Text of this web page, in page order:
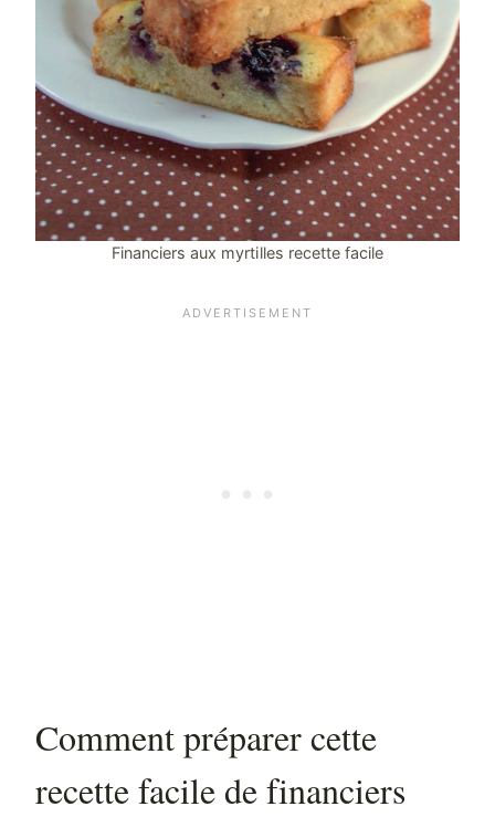
Financiers aux myrtilles recette facile
Comment préparer cette
recette facile de financiers